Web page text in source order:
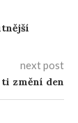
next post
změní den